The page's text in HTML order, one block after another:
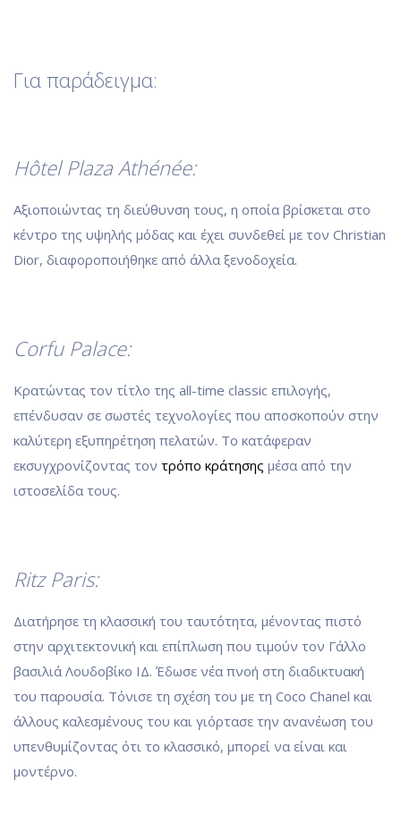
Για παράδειγμα:
Hôtel Plaza Athénée:
Αξιοποιώντας τη διεύθυνση τους, η οποία βρίσκεται στο
κέντρο της υψηλής μόδας και έχει συνδεθεί με τον Christian
Dior, διαφοροποιήθηκε από άλλα ξενοδοχεία.
Corfu Palace:
Κρατώντας τον τίτλο της all-time classic επιλογής,
επένδυσαν σε σωστές τεχνολογίες που αποσκοπούν στην
καλύτερη εξυπηρέτηση πελατών. Το κατάφεραν
εκσυγχρονίζοντας τον τρόπο κράτησης μέσα από την
ιστοσελίδα τους.
Ritz Paris:
Διατήρησε τη κλασσική του ταυτότητα, μένοντας πιστό
στην αρχιτεκτονική και επίπλωση που τιμούν τον Γάλλο
βασιλιά Λουδοβίκο ΙΔ. Έδωσε νέα πνοή στη διαδικτυακή
του παρουσία. Τόνισε τη σχέση του με τη Coco Chanel και
άλλους καλεσμένους του και γιόρτασε την ανανέωση του
υπενθυμίζοντας ότι το κλασσικό, μπορεί να είναι και
μοντέρνο.